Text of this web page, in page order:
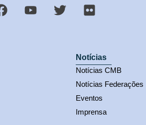
Notícias
Notícias CMB
Notícias Federações
Eventos
Imprensa